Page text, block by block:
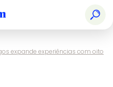
expande experiências com oito